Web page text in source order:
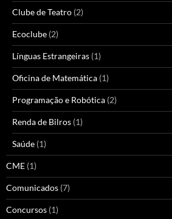
Clube de Teatro (2)
Ecoclube (2)
Línguas Estrangeiras (1)
Oficina de Matemática (1)
Programação e Robótica (2)
Renda de Bilros (1)
Saúde (1)
CME (1)
Comunicados (7)
Concursos (1)